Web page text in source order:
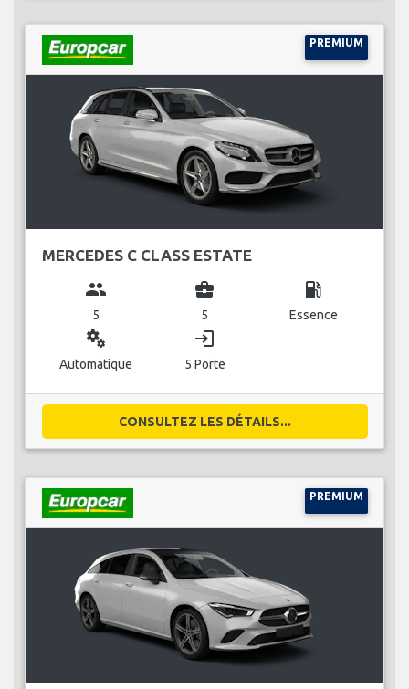
PREMIUM
MERCEDES C CLASS ESTATE
group
5
business_center
5
local_gas_station
Essence
miscellaneous_services
Automatique
login
5 Porte
CONSULTEZ LES DÉTAILS...
PREMIUM